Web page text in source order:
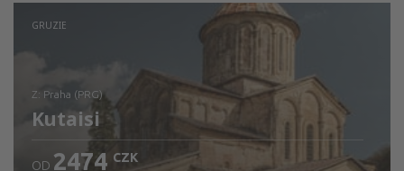
Zjistěte detaily
GRUZIE
z: Praha (PRG)
Kutaisi
OD 2474 CZK